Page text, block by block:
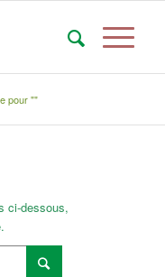
pour ""
ci-dessous,